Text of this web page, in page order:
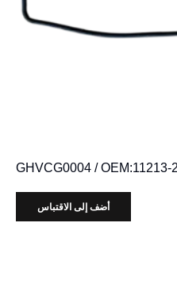
أضف إلى الاقتباس